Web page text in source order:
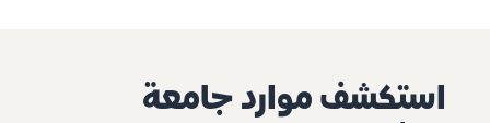
استكشف موارد جامعة